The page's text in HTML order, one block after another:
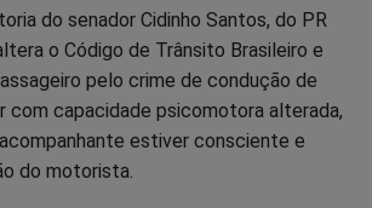
do senador Cidinho Santos, do PR
o Código de Trânsito Brasileiro e
pelo crime de condução de
com capacidade psicomotora alterada,
estiver consciente e
do motorista.